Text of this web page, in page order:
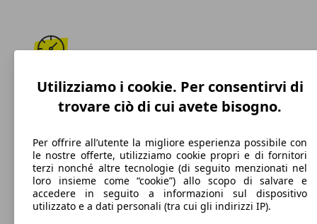
170 km/h
Velocità massima
Benzina
Carburante
Utilizziamo i cookie. Per consentirvi di
trovare ciò di cui avete bisogno.
Per offrire all’utente la migliore esperienza possibile con
le nostre offerte, utilizziamo cookie propri e di fornitori
terzi nonché altre tecnologie (di seguito menzionati nel
loro insieme come “cookie”) allo scopo di salvare e
accedere in seguito a informazioni sul dispositivo
utilizzato e a dati personali (tra cui gli indirizzi IP).